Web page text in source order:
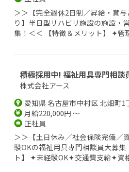
＞＞【完全週休2日制／昇給・賞
り】半日型リハビリ施設の施設・
集！＜＜ 【特徴＆メリット】 ✦管
積極採用中! 福祉用具専門相談
株式会社アース
愛知県 名古屋市中村区 北畑町1
月給220,000円 ～
正社員
＞＞【土日休み／社会保険完備／
験OKの福祉用具専門相談員大募集
ト】 ✦未経験OK✦交通費支給✦資